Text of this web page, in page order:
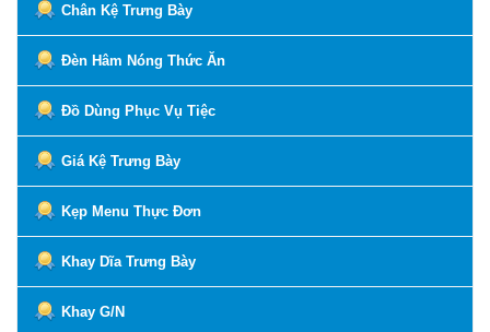
Chân Kệ Trưng Bày
Đèn Hâm Nóng Thức Ăn
Đồ Dùng Phục Vụ Tiệc
Giá Kệ Trưng Bày
Kẹp Menu Thực Đơn
Khay Dĩa Trưng Bày
Khay G/N